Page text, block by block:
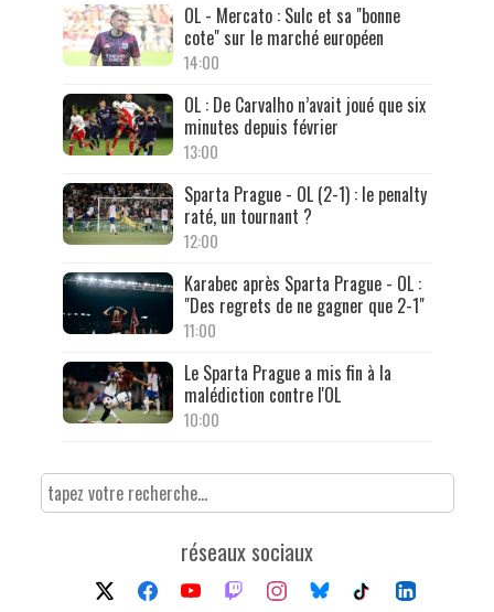
OL - Mercato : Sulc et sa "bonne
cote" sur le marché européen
14:00
OL : De Carvalho n’avait joué que six
minutes depuis février
13:00
Sparta Prague - OL (2-1) : le penalty
raté, un tournant ?
12:00
Karabec après Sparta Prague - OL :
"Des regrets de ne gagner que 2-1"
11:00
Le Sparta Prague a mis fin à la
malédiction contre l'OL
10:00
réseaux sociaux